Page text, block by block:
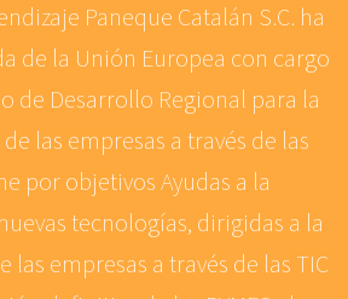
Paneque Catalán S.C. ha
de la Unión Europea con cargo
de Desarrollo Regional para la
las empresas a través de las
por objetivos Ayudas a la
tecnologías, dirigidas a la
empresas a través de las TIC